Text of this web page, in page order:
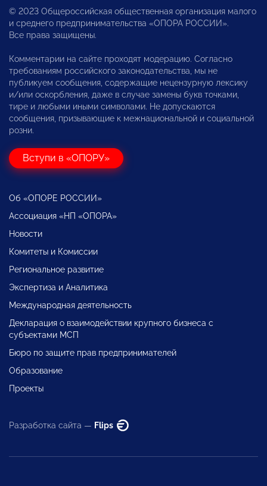
© 2023 Общероссийская общественная организация малого
и среднего предпринимательства «ОПОРА РОССИИ».
Все права защищены.
Комментарии на сайте проходят модерацию. Согласно
требованиям российского законодательства, мы не
публикуем сообщения, содержащие нецензурную лексику
и/или оскорбления, даже в случае замены букв точками,
тире и любыми иными символами. Не допускаются
сообщения, призывающие к межнациональной и социальной
розни.
Вступи в «ОПОРУ»
Об «ОПОРЕ РОССИИ»
Ассоциация «НП «ОПОРА»
Новости
Комитеты и Комиссии
Региональное развитие
Экспертиза и Аналитика
Международная деятельность
Декларация о взаимодействии крупного бизнеса с
субъектами МСП
Бюро по защите прав предпринимателей
Образование
Проекты
Разработка сайта — Flips